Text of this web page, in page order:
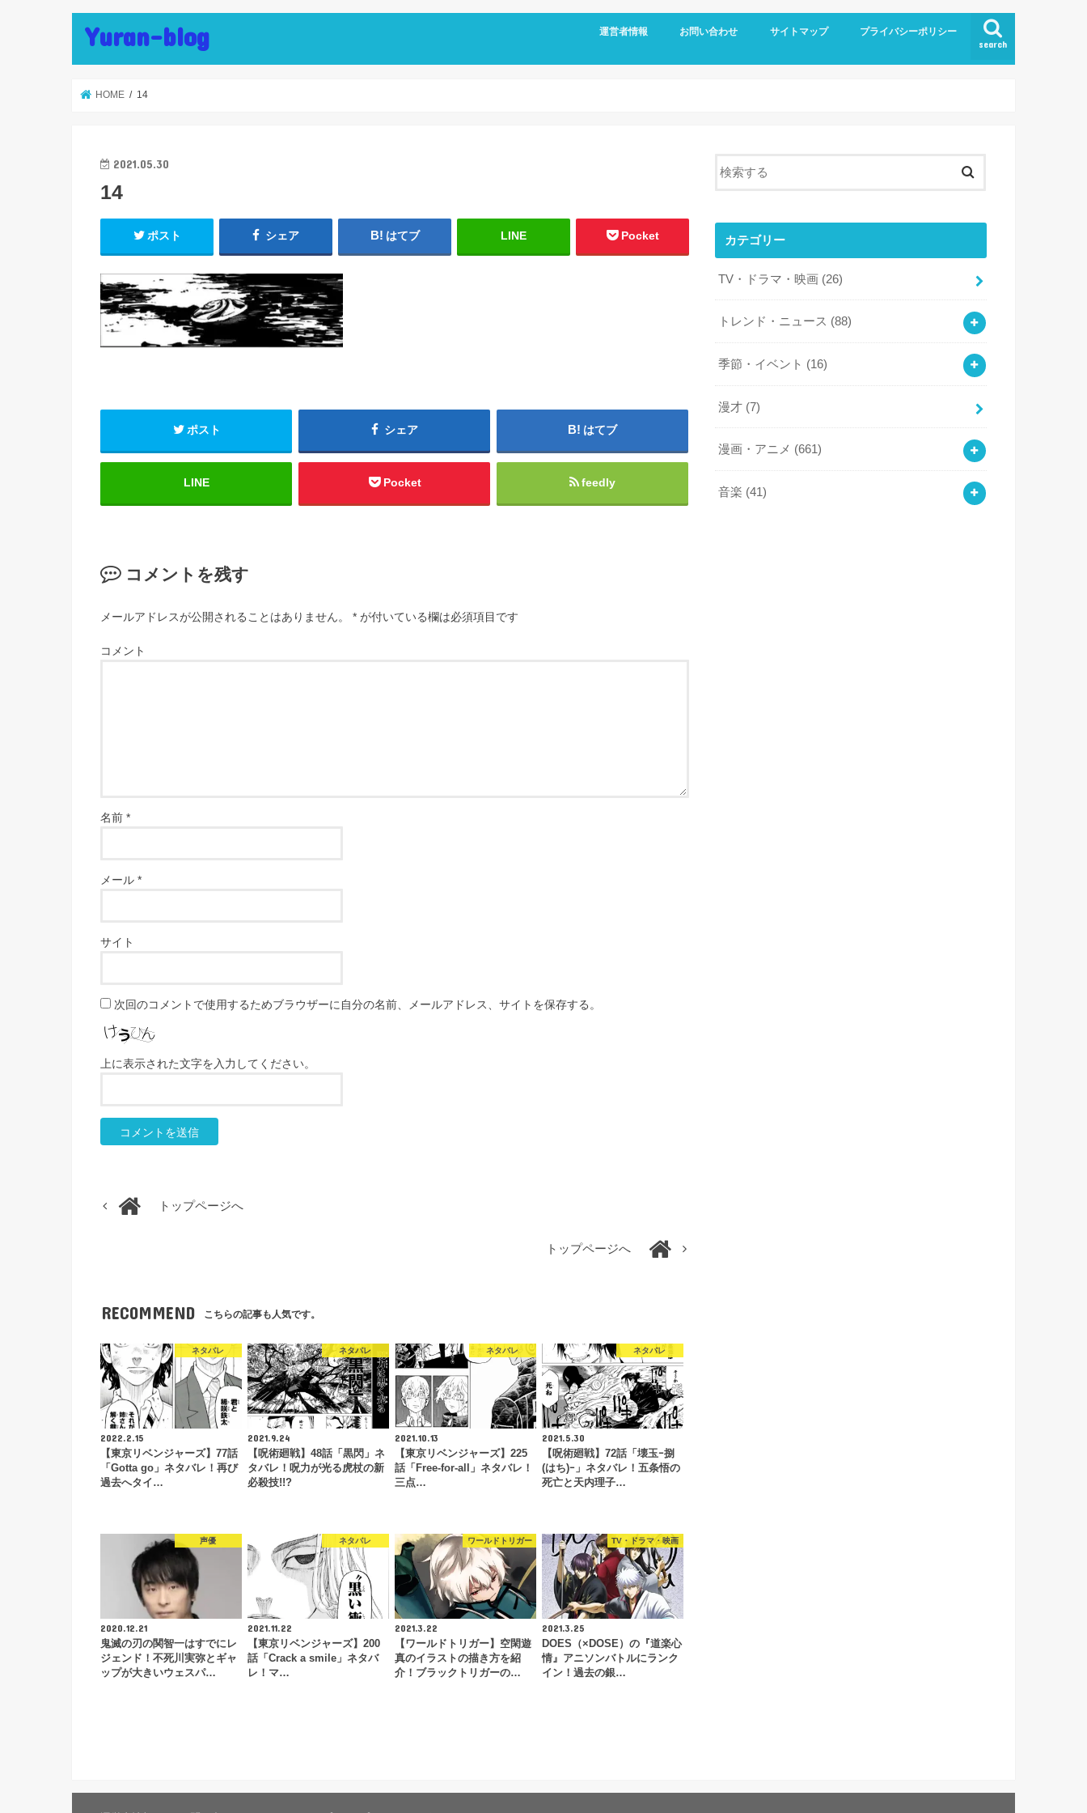
Yuran-blog search
運営者情報 お問い合わせ サイトマップ プライバシーポリシー
HOME 14
2021.05.30
14
ポスト シェア はてブ LINE Pocket
ポスト シェア はてブ
LINE Pocket feedly
コメントを残す
メールアドレスが公開されることはありません。 * が付いている欄は必須項目です
コメント
名前 *
メール *
サイト
次回のコメントで使用するためブラウザーに自分の名前、メールアドレス、サイトを保存する。
上に表示された文字を入力してください。
トップページへ
トップページへ
RECOMMEND こちらの記事も人気です。
ネタバレ
2022.2.15
【東京リベンジャーズ】77話
「Gotta go」ネタバレ！再び
過去へタイ…
ネタバレ
2021.9.24
【呪術廻戦】48話「黒閃」ネ
タバレ！呪力が光る虎杖の新
必殺技!!?
ネタバレ
2021.10.13
【東京リベンジャーズ】225
話「Free-for-all」ネタバレ！
三点…
ネタバレ
2021.5.30
【呪術廻戦】72話「壊玉ｰ捌
(はち)ｰ」ネタバレ！五条悟の
死亡と天内理子…
声優
2020.12.21
鬼滅の刃の関智一はすでにレ
ジェンド！不死川実弥とギャ
ップが大きいウェスパ…
ネタバレ
2021.11.22
【東京リベンジャーズ】200
話「Crack a smile」ネタバ
レ！マ…
ワールドトリガー
2021.3.22
【ワールドトリガー】空閑遊
真のイラストの描き方を紹
介！ブラックトリガーの…
TV・ドラマ・映画
2021.3.25
DOES（×DOSE）の『道楽心
情』アニソンバトルにランク
イン！過去の銀…
カテゴリー
TV・ドラマ・映画 (26)
トレンド・ニュース (88)
季節・イベント (16)
漫才 (7)
漫画・アニメ (661)
音楽 (41)